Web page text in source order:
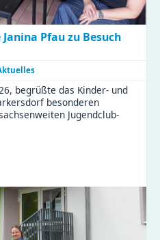
Pfau zu Besuch
begrüßte das Kinder- und
besonderen
Jugendclub-